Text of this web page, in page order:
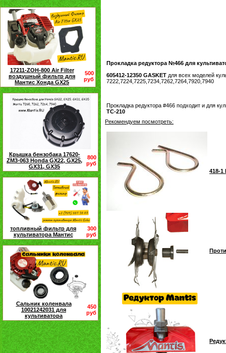
17211-ZOH-800 Air Filter
воздушный фильтр для
Мантис Хонда GX25
500
руб
Крышка бензобака 17620-
ZM3-063 Honda GX22, GX25,
GX31, GX35
800
руб
топливный фильтр для
культиватора Мантис
300
руб
Сальник коленвала
10021242031 для
культиватора
450
руб
Прокладка редуктора №466 для
605412-12350 GASKET для всех моделей
7222,7224,7225,7234,7262,7264,7920,7940
Прокладка редуктора #466 подходит и для
TC-210
Рекомендуем посмотреть:
418-1